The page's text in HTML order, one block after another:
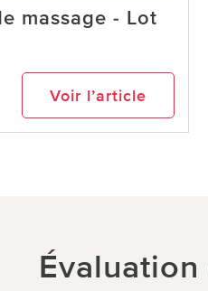
massage - Lot
Voir l’article